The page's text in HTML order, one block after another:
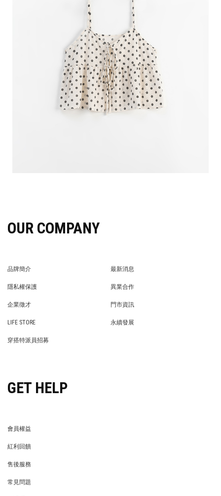
OUR COMPANY
品牌簡介
最新消息
隱私權保護
異業合作
企業徵才
門市資訊
LIFE STORE
永續發展
穿搭特派員招募
GET HELP
會員權益
紅利回饋
售後服務
常見問題